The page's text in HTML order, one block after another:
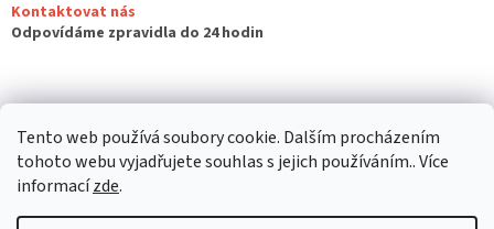
Tento web používá soubory cookie. Dalším procházením
tohoto webu vyjadřujete souhlas s jejich používáním.. Více
informacízde.
Kontaktovat nás
Odpovídáme zpravidla do 24 hodin